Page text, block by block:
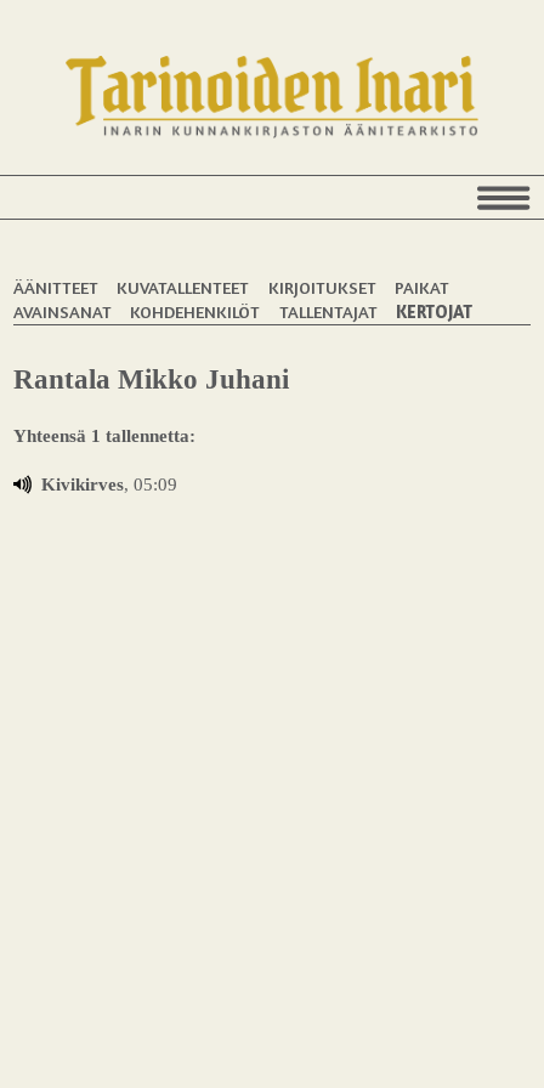
ÄÄNITTEET KUVATALLENTEET KIRJOITUKSET
PAIKAT
AVAINSANAT
KOHDEHENKILÖT TALLENTAJAT KERTOJAT
Rantala Mikko Juhani
Yhteensä 1 tallennetta:
Kivikirves, 05:09